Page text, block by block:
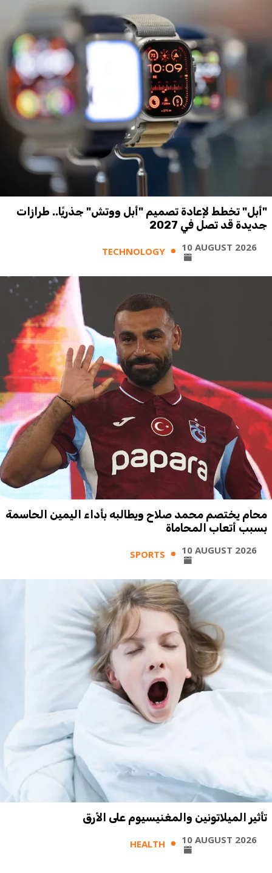
"أبل" تخطط لإعادة تصميم "أبل ووتش" جذريًا.. طرازات
جديدة قد تصل في 2027
TECHNOLOGY 10 AUGUST 2026
محام يختصم محمد صلاح ويطالبه بأداء اليمين الحاسمة
بسبب أتعاب المحاماة
SPORTS 10 AUGUST 2026
تأثير الميلاتونين والمغنيسيوم على الأرق
HEALTH 10 AUGUST 2026